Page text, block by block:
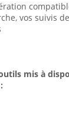
vos suivis
mis à